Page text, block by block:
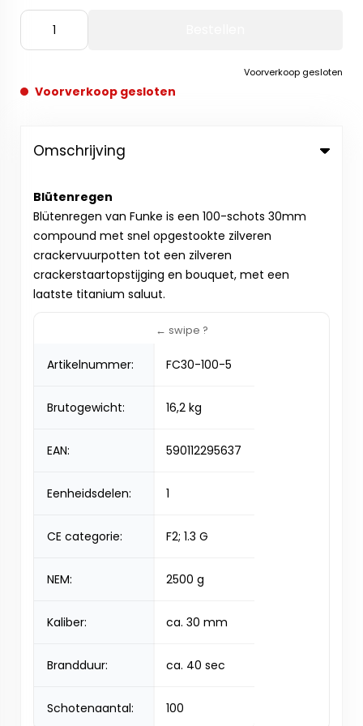
Voorverkoop gesloten
Voorverkoop gesloten
Omschrijving
Blütenregen
Blütenregen van Funke is een 100-schots 30mm
compound met snel opgestookte zilveren
crackervuurpotten tot een zilveren
crackerstaartopstijging en bouquet, met een
laatste titanium saluut.
Artikelnummer: FC30-100-5
Brutogewicht: 16,2 kg
EAN: 590112295637
Eenheidsdelen: 1
CE categorie: F2; 1.3 G
NEM: 2500 g
Kaliber: ca. 30 mm
Brandduur: ca. 40 sec
Schotenaantal: 100